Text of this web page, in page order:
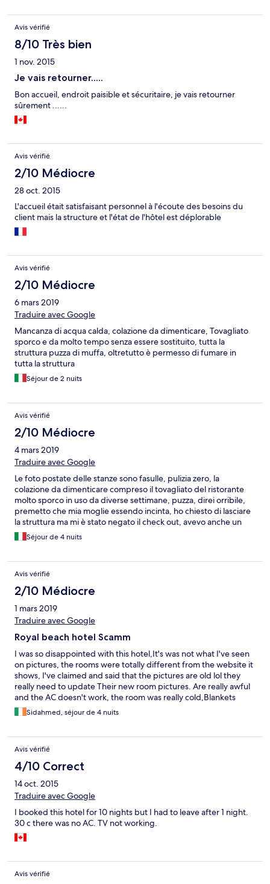
des poils le lit cassé les rideaux plus que sale les placards cassés
la baignoire jaune de saleté et les toilettes ne donnent même
pas l envie d'y aller.
Avis vérifié
8/10 Très bien
1 nov. 2015
Je vais retourner.....
Bon accueil, endroit paisible et sécuritaire, je vais retourner
sûrement ......
Avis vérifié
2/10 Médiocre
28 oct. 2015
L'accueil était satisfaisant personnel à l'écoute des besoins du
client mais la structure et l'état de l'hôtel est déplorable
Avis vérifié
2/10 Médiocre
6 mars 2019
Traduire avec Google
Mancanza di acqua calda, colazione da dimenticare, Tovagliato
sporco e da molto tempo senza essere sostituito, tutta la
struttura puzza di muffa, oltretutto è permesso di fumare in
tutta la struttura
Séjour de 2 nuits
Avis vérifié
2/10 Médiocre
4 mars 2019
Traduire avec Google
Le foto postate delle stanze sono fasulle, pulizia zero, la
colazione da dimenticare compreso il tovagliato del ristorante
molto sporco in uso da diverse settimane, puzza, direi orribile,
premetto che mia moglie essendo incinta, ho chiesto di lasciare
la struttura ma mi è stato negato il check out, avevo anche un
ospite che nella sua stanza non aveva l acqua calda,
riscaldamento assente. Praticamente sono rientrato a Zurigo con
Séjour de 4 nuits
Avis vérifié
2/10 Médiocre
1 mars 2019
Traduire avec Google
Royal beach hotel Scamm
I was so disappointed with this hotel,It's was not what I've seen
on pictures, the rooms were totally different from the website it
shows, I've claimed and said that the pictures are old lol they
really need to update Their new room pictures. Are really awful
and the AC doesn't work, the room was really cold,Blankets
smell dust,I think haven't been used before only kept in the
closet :/ I have to admire the staff service was friendly but I
even call it breakfast. Sorry but this hotel is the worst I've ever
stayed in. BEcareful when u book online.
Sidahmed, séjour de 4 nuits
Avis vérifié
4/10 Correct
14 oct. 2015
Traduire avec Google
I booked this hotel for 10 nights but I had to leave after 1 night.
30 c there was no AC. TV not working.
Avis vérifié